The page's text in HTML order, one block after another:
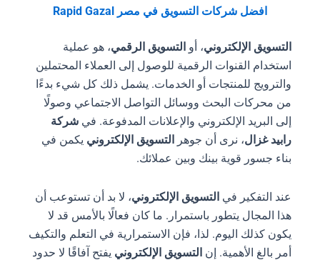
افضل شركات التسويق في مصر Rapid Gazal
التسويق الإلكتروني، أوالتسويق الرقمي، هو عملية
استخدام القنوات الرقمية للوصول إلى العملاء المحتملين
والترويج للمنتجات أو الخدمات. يشمل ذلك كل شيء بدءًا
من محركات البحث ووسائل التواصل الاجتماعي وصولًا
إلى البريد الإلكتروني والإعلانات المدفوعة. في شركة
رابيد غزال، نرى أن جوهرالتسويق الإلكترونييكمن في
بناء جسور قوية بينك وبين عملائك.
عند التفكير في التسويق الإلكتروني، لا بد أن تستوعب أن
هذا المجال يتطور باستمرار. ما كان فعالًا بالأمس قد لا
يكون كذلك اليوم. لذا، فإن الاستمرارية في التعلم والتكيف
أمر بالغ الأهمية. إنالتسويق الإلكترونييفتح آفاقًا لا حدود